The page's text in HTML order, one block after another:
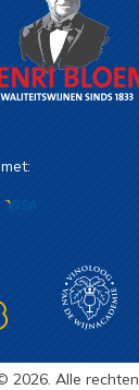
2026. Alle rechten